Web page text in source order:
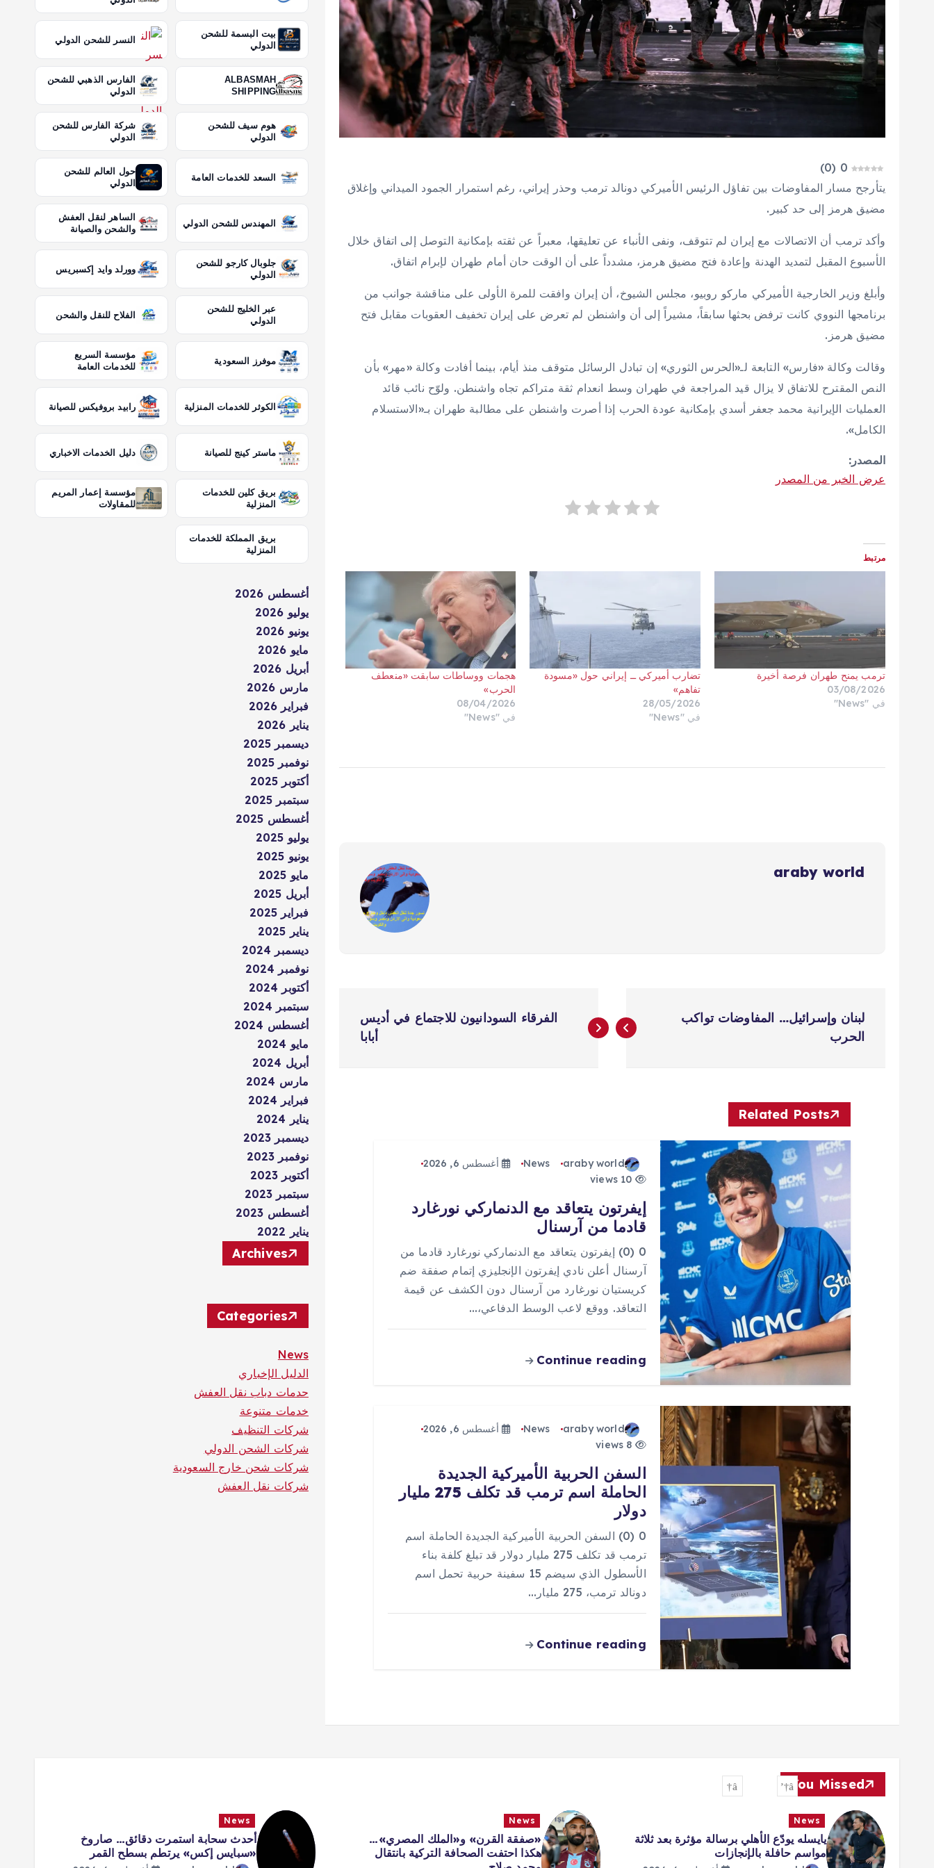
0
(
0
)
يتأرجح مسار المفاوضات بين تفاؤل الرئيس الأميركي دونالد ترمب وحذر إيراني، رغم استمرار الجمود الميداني وإغلاق
مضيق هرمز إلى حد كبير.
وأكد ترمب أن الاتصالات مع إيران لم تتوقف، ونفى الأنباء عن تعليقها، معبراً عن ثقته بإمكانية التوصل إلى اتفاق خلال
الأسبوع المقبل لتمديد الهدنة وإعادة فتح مضيق هرمز، مشدداً على أن الوقت حان أمام طهران لإبرام اتفاق.
وأبلغ وزير الخارجية الأميركي ماركو روبيو، مجلس الشيوخ، أن إيران وافقت للمرة الأولى على مناقشة جوانب من
برنامجها النووي كانت ترفض بحثها سابقاً، مشيراً إلى أن واشنطن لم تعرض على إيران تخفيف العقوبات مقابل فتح
مضيق هرمز.
وقالت وكالة «فارس» التابعة لـ«الحرس الثوري» إن تبادل الرسائل متوقف منذ أيام، بينما أفادت وكالة «مهر» بأن
النص المقترح للاتفاق لا يزال قيد المراجعة في طهران وسط انعدام ثقة متراكم تجاه واشنطن. ولوّح نائب قائد
العمليات الإيرانية محمد جعفر أسدي بإمكانية عودة الحرب إذا أصرت واشنطن على مطالبة طهران بـ«الاستسلام
الكامل».
المصدر:
عرض الخبر من المصدر
مرتبط
ترمب يمنح طهران فرصة أخيرة
03/08/2026
في "News"
تضارب أميركي ــ إيراني حول «مسودة
تفاهم»
28/05/2026
في "News"
هجمات ووساطات سابقت «منعطف
الحرب»
08/04/2026
في "News"
araby world
ص
لبنان وإسرائيل… المفاوضات تواكب
الحرب
الفرقاء السودانيون للاجتماع في أديس
أبابا
Related Posts
araby world
News
أغسطس 6, 2026
إيفرتون يتعاقد مع الدنماركي نورغارد
قادما من آرسنال
0 (0) إيفرتون يتعاقد مع الدنماركي نورغارد قادما من
آرسنال أعلن نادي إيفرتون الإنجليزي إتمام صفقة ضم
كريستيان نورغارد من آرسنال دون الكشف عن قيمة
التعاقد. ووقع لاعب الوسط الدفاعي،…
Continue reading
araby world
News
أغسطس 6, 2026
السفن الحربية الأميركية الجديدة
الحاملة اسم ترمب قد تكلف 275 مليار
دولار
0 (0) السفن الحربية الأميركية الجديدة الحاملة اسم
ترمب قد تكلف 275 مليار دولار قد تبلغ كلفة بناء
الأسطول الذي سيضم 15 سفينة حربية تحمل اسم
دونالد ترمب، 275 مليار…
Continue reading
بيت البسمة للشحن
الدولي
النسر للشحن الدولي
ALBASMAH
SHIPPING
الفارس الذهبي للشحن
الدولي
هوم سيف للشحن
الدولي
شركة الفارس للشحن
الدولي
السعد للخدمات العامة
حول العالم للشحن
الدولي
المهندس للشحن الدولي
الساهر لنقل العفش
والشحن والصيانة
جلوبال كارجو للشحن
الدولي
وورلد وايد إكسبريس
عبر الخليج للشحن
الدولي
الفلاح للنقل والشحن
موفرز السعودية
مؤسسة السريع
للخدمات العامة
الكوثر للخدمات المنزلية رابيد بروفيكس للصيانة
ماستر كينج للصيانة دليل الخدمات الاخباري
بريق كلين للخدمات
المنزلية
مؤسسة إعمار المريم
للمقاولات
بريق المملكة للخدمات
المنزلية
أغسطس 2026
يوليو 2026
يونيو 2026
مايو 2026
أبريل 2026
مارس 2026
فبراير 2026
يناير 2026
ديسمبر 2025
نوفمبر 2025
أكتوبر 2025
سبتمبر 2025
أغسطس 2025
يوليو 2025
يونيو 2025
مايو 2025
أبريل 2025
فبراير 2025
يناير 2025
ديسمبر 2024
نوفمبر 2024
أكتوبر 2024
سبتمبر 2024
أغسطس 2024
مايو 2024
أبريل 2024
مارس 2024
فبراير 2024
يناير 2024
ديسمبر 2023
نوفمبر 2023
أكتوبر 2023
سبتمبر 2023
أغسطس 2023
يناير 2022
Archives
Categories
News
الدليل الإخباري
حدمات دباب نقل العفش
خدمات متنوعة
شركات التنظيف
شركات الشحن الدولي
شركات شحن خارج السعودية
شركات نقل العفش
You Missed
News
يايسله يودّع الأهلي برسالة مؤثرة بعد ثلاثة
مواسم حافلة بالإنجازات
News
«صفقة القرن» و«الملك المصري»…
هكذا احتفت الصحافة التركية بانتقال
News
أحدث سحابة استمرت دقائق… صاروخ
«سبايس إكس» يرتطم بسطح القمر